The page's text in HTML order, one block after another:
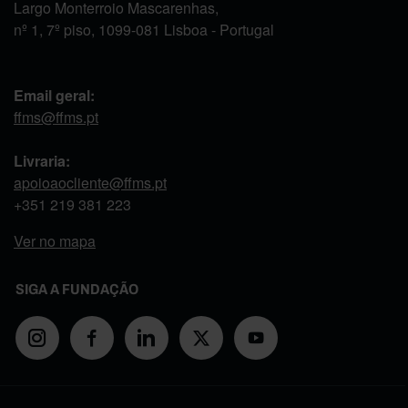
Largo Monterroio Mascarenhas,
nº 1, 7º piso, 1099-081 Lisboa - Portugal
Email geral:
ffms@ffms.pt
Livraria:
apoioaocliente@ffms.pt
+351 219 381 223
Ver no mapa
SIGA A FUNDAÇÃO